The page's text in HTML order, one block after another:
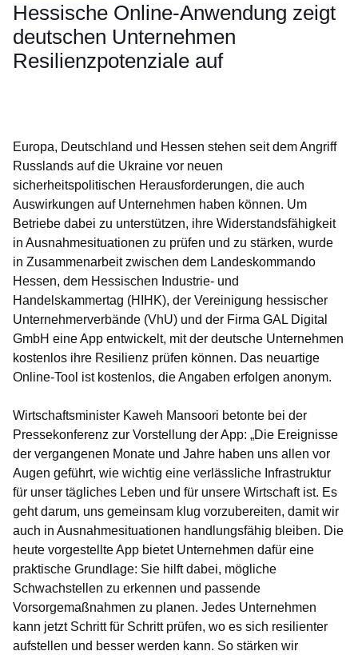
Hessische Online-Anwendung zeigt
deutschen Unternehmen
Resilienzpotenziale auf
Europa, Deutschland und Hessen stehen seit dem Angriff
Russlands auf die Ukraine vor neuen
sicherheitspolitischen Herausforderungen, die auch
Auswirkungen auf Unternehmen haben können. Um
Betriebe dabei zu unterstützen, ihre Widerstandsfähigkeit
in Ausnahmesituationen zu prüfen und zu stärken, wurde
in Zusammenarbeit zwischen dem Landeskommando
Hessen, dem Hessischen Industrie- und
Handelskammertag (HIHK), der Vereinigung hessischer
Unternehmerverbände (VhU) und der Firma GAL Digital
GmbH eine App entwickelt, mit der deutsche Unternehmen
kostenlos ihre Resilienz prüfen können. Das neuartige
Online-Tool ist kostenlos, die Angaben erfolgen anonym.
Wirtschaftsminister Kaweh Mansoori betonte bei der
Pressekonferenz zur Vorstellung der App: „Die Ereignisse
der vergangenen Monate und Jahre haben uns allen vor
Augen geführt, wie wichtig eine verlässliche Infrastruktur
für unser tägliches Leben und für unsere Wirtschaft ist. Es
geht darum, uns gemeinsam klug vorzubereiten, damit wir
auch in Ausnahmesituationen handlungsfähig bleiben. Die
heute vorgestellte App bietet Unternehmen dafür eine
praktische Grundlage: Sie hilft dabei, mögliche
Schwachstellen zu erkennen und passende
Vorsorgemaßnahmen zu planen. Jedes Unternehmen
kann jetzt Schritt für Schritt prüfen, wo es sich resilienter
aufstellen und besser werden kann. So stärken wir